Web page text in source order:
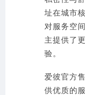
址在城市
对服务空
主提供了
验。
爱彼官方
供优质的